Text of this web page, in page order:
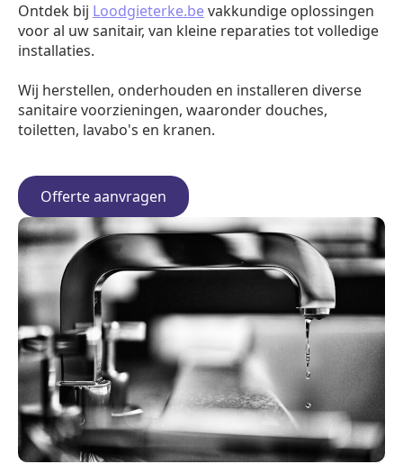
Ontdek bij Loodgieterke.bevakkundige oplossingen
voor al uw sanitair, van kleine reparaties tot volledige
installaties.
Wij herstellen, onderhouden en installeren diverse
sanitaire voorzieningen, waaronder douches,
toiletten, lavabo's en kranen.
Offerte aanvragen